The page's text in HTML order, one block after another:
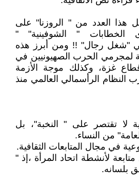
هذا العدد من " الروزنا" على
الخطابات " الشوفينية" "
هي "شغل رجال" !! ومن أبرز هذه
لمجرمي الحرب الصهيونيين في
غزة، وكذلك موجة الأزمة
النظام الرأسمالي العالمي منذ
لا تقتصر على " النخبة"، بل
من النساء.
في مجال المتابعات الثقافية.
لأنشطة اتحاد المرأة ،إذ "
بلسانه.